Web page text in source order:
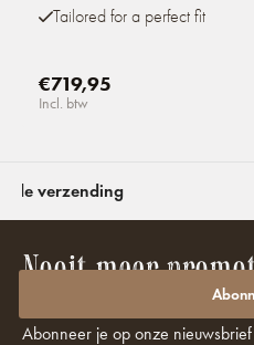
Tailored for a perfect fit
€719,95
Incl. btw
verzending
Nooit meer
Abonneer je op onze